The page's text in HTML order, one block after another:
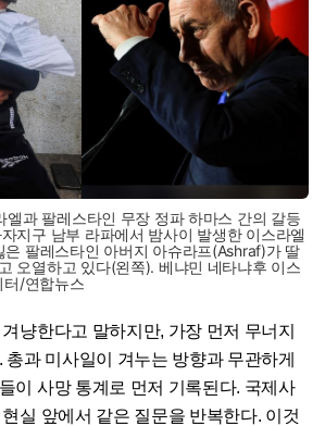
과 팔레스타인 무장 정파 하마스 간의 갈등
지구 남부 라파에서 밤사이 발생한 이스라엘
은 팔레스타인 아버지 아슈라프(Ashraf)가 딸
오열하고 있다(왼쪽). 베냐민 네타냐후 이스
/연합뉴스
냥한다고 말하지만, 가장 먼저 무너지
총과 미사일이 겨누는 방향과 무관하게
이 사망 통계로 먼저 기록된다. 국제사
실 앞에서 같은 질문을 반복한다. 이것